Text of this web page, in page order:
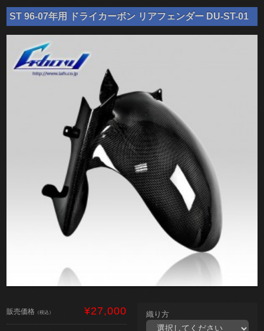
ST 96-07年用 ドライカーボン リアフェンダー DU-ST-01
販売価格 （税込） ¥27,000 織り方